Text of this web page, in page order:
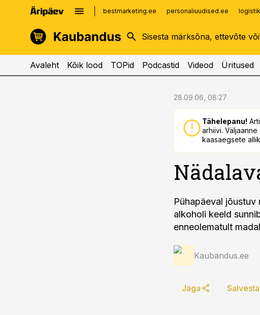
bestmarketing.ee personaliuudised.ee
kinnisvarauudised.ee
logistikauudised.ee
imelineajalugu.ee
Avaleht Kõik lood TOPid Podcastid Videod Üritused
28.09.06, 08:27
Tähelepanu!
arhiivi.
kaasaegsete
Pühapäeval
alkoholi keeld
enneolematult
Kaubandus.ee
Jaga Salvesta